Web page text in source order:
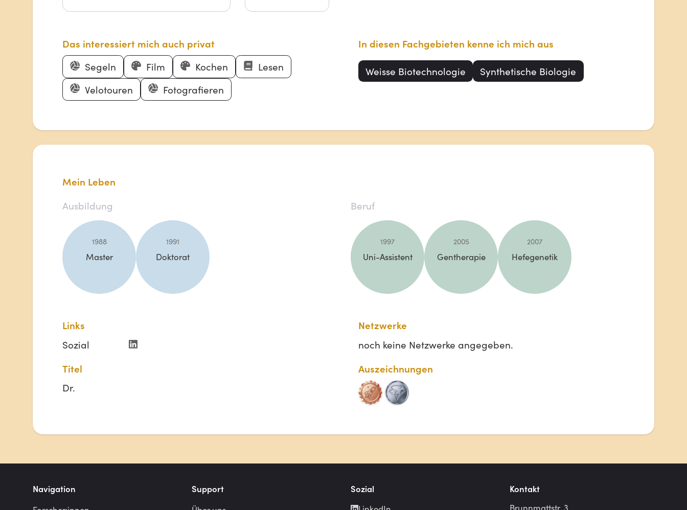
Das interessiert mich auch privat
Segeln
Film Kochen
Lesen
Velotouren
Fotografieren
In diesen Fachgebieten kenne ich mich aus
Weisse Biotechnologie Synthetische Biologie
Mein Leben
Ausbildung
1988
Master
1991
Doktorat
Beruf
1997
Uni-Assistent
2005
Gentherapie
2007
Hefegenetik
Links
Sozial
Titel
Dr.
Netzwerke
noch keine Netzwerke angegeben.
Auszeichnungen
Navigation
Support
Sozial
Kontakt
Brunnmattstr. 3